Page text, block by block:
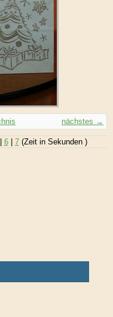
nächstes →
6| 7(Zeit in Sekunden )